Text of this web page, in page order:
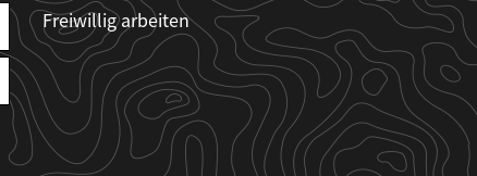
Freiwillig arbeiten